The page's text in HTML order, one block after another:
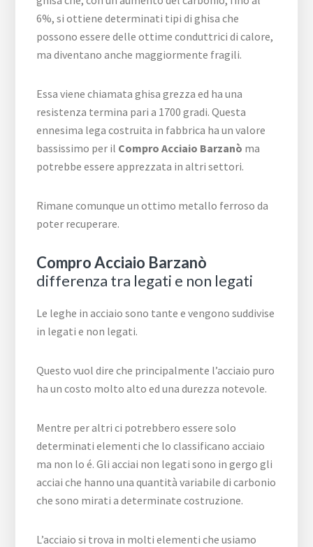
6%, si ottiene determinati tipi di ghisa che
possono essere delle ottime conduttrici di calore,
ma diventano anche maggiormente fragili.
Essa viene chiamata ghisa grezza ed ha una
resistenza termina pari a 1700 gradi. Questa
ennesima lega costruita in fabbrica ha un valore
bassissimo per il Compro Acciaio Barzanò ma
potrebbe essere apprezzata in altri settori.
Rimane comunque un ottimo metallo ferroso da
poter recuperare.
Compro Acciaio Barzanò
differenza tra legati e non legati
Le leghe in acciaio sono tante e vengono suddivise
in legati e non legati.
Questo vuol dire che principalmente l’acciaio puro
ha un costo molto alto ed una durezza notevole.
Mentre per altri ci potrebbero essere solo
determinati elementi che lo classificano acciaio
ma non lo é. Gli acciai non legati sono in gergo gli
acciai che hanno una quantità variabile di carbonio
che sono mirati a determinate costruzione.
L’acciaio si trova in molti elementi che usiamo